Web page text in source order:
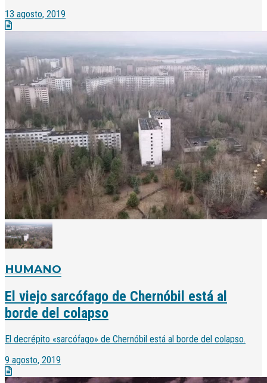
13 agosto, 2019
HUMANO
El viejo sarcófago de Chernóbil está al
borde del colapso
El decrépito «sarcófago» de Chernóbil está al borde del colapso.
9 agosto, 2019